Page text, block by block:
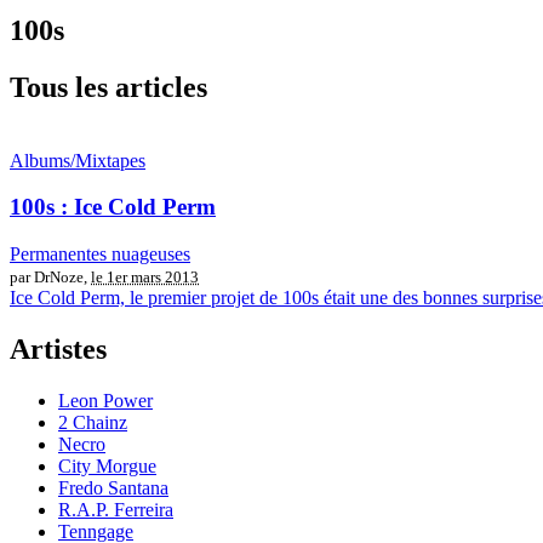
100s
Tous les articles
Albums/Mixtapes
100s : Ice Cold Perm
Permanentes nuageuses
par DrNoze, le 1er mars 2013
Ice Cold Perm, le premier projet de 100s était une des bonnes
Artistes
Leon Power
2 Chainz
Necro
City Morgue
Fredo Santana
R.A.P. Ferreira
Tenngage